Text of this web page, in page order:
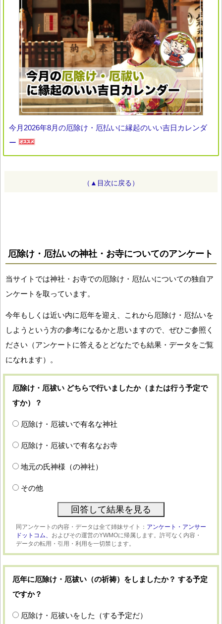
今月2026年8月の厄除け・厄払いに縁起のいい吉日カレンダ
ー
（▲目次に戻る）
厄除け・厄払いの神社・お寺についてのアンケート
当サイトでは神社・お寺での厄除け・厄払いについての独自ア
ンケートを取っています。
今年もしくは近い内に厄年を迎え、これから厄除け・厄払いを
しようという方の参考になるかと思いますので、ぜひご参照く
ださい（アンケートに答えるとどなたでも結果・データをご覧
になれます）。
厄除け・厄祓い どちらで行いましたか（または行う予定で
すか）？
厄除け・厄祓いで有名な神社
厄除け・厄祓いで有名なお寺
地元の氏神様（の神社）
その他
同アンケートの内容・データは全て姉妹サイト： アンケート・アンサー
ドットコム、 およびその運営のYWMOに帰属します。許可なく内容・
データの転用・引用・利用を一切禁じます。
厄年に厄除け・厄祓い（の祈祷）をしましたか？ する予定
ですか？
厄除け・厄祓いをした（する予定だ）